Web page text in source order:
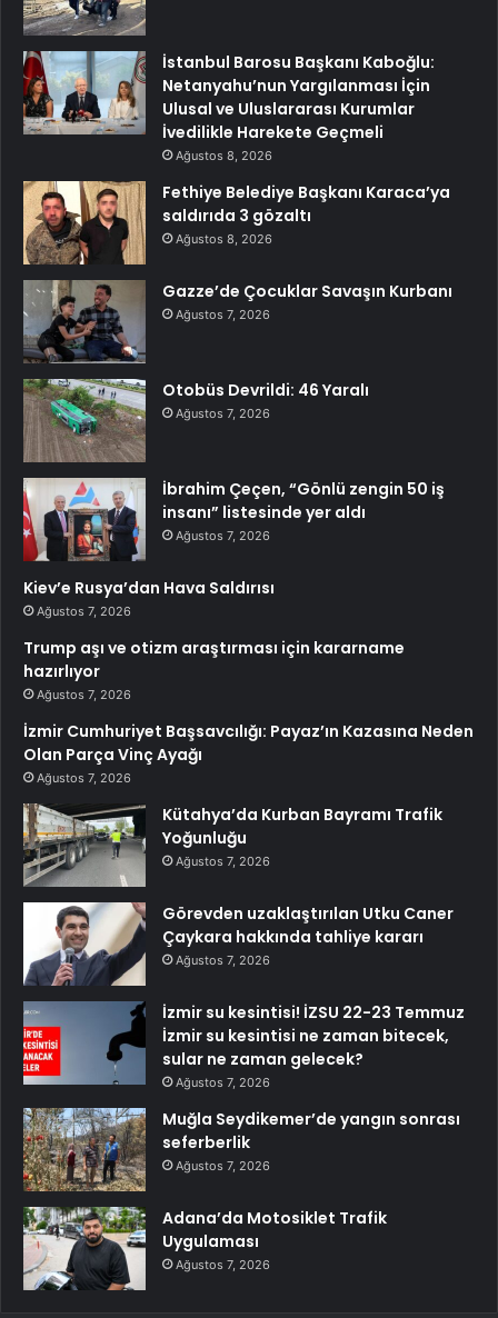
İstanbul Barosu Başkanı Kaboğlu:
Netanyahu’nun Yargılanması İçin
Ulusal ve Uluslararası Kurumlar
İvedilikle Harekete Geçmeli
Ağustos 8, 2026
Fethiye Belediye Başkanı Karaca’ya
saldırıda 3 gözaltı
Ağustos 8, 2026
Gazze’de Çocuklar Savaşın Kurbanı
Ağustos 7, 2026
Otobüs Devrildi: 46 Yaralı
Ağustos 7, 2026
İbrahim Çeçen, “Gönlü zengin 50 iş
insanı” listesinde yer aldı
Ağustos 7, 2026
Kiev’e Rusya’dan Hava Saldırısı
Ağustos 7, 2026
Trump aşı ve otizm araştırması için kararname
hazırlıyor
Ağustos 7, 2026
İzmir Cumhuriyet Başsavcılığı: Payaz’ın Kazasına Neden
Olan Parça Vinç Ayağı
Ağustos 7, 2026
Kütahya’da Kurban Bayramı Trafik
Yoğunluğu
Ağustos 7, 2026
Görevden uzaklaştırılan Utku Caner
Çaykara hakkında tahliye kararı
Ağustos 7, 2026
İzmir su kesintisi! İZSU 22-23 Temmuz
İzmir su kesintisi ne zaman bitecek,
sular ne zaman gelecek?
Ağustos 7, 2026
Muğla Seydikemer’de yangın sonrası
seferberlik
Ağustos 7, 2026
Adana’da Motosiklet Trafik
Uygulaması
Ağustos 7, 2026